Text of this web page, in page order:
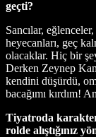
geçti?
Sancılar,
heyecanları, geç
olacaklar. Hiç bir
Derken Zeynep
kendini düşürdü,
bacağımı kırdım!
Tiyatroda
rolde alıştığınız